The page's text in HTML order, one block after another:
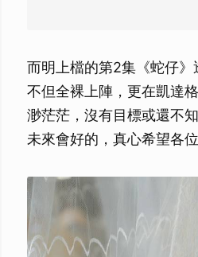
而明上檔的第2集《蛇仔
不但全裸上陣，更在凱達
渺茫茫，沒有目標或還不
未來會好的，真心希望各